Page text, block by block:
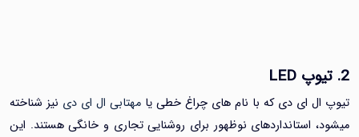
LED
ای دی که با نام های چراغ خطی یامهتابی ال ای دینیز شناخته
استانداردهای نوظهور برای روشنایی تجاری و خانگی هستند. این